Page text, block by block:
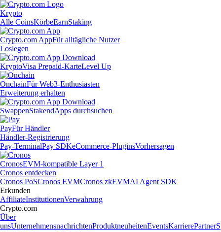
Krypto
Alle CoinsKörbeEarnStaking
Crypto.com AppFür alltägliche Nutzer
Loslegen
KryptoVisa Prepaid-KarteLevel Up
OnchainFür Web3-Enthusiasten
Erweiterung erhalten
SwappenStakendApps durchsuchen
PayFür Händler
Händler-Registrierung
Pay-TerminalPay SDKeCommerce-PluginsVorhersagen
CronosEVM-kompatible Layer 1
Cronos entdecken
Cronos PoSCronos EVMCronos zkEVMAI Agent SDK
Erkunden
AffiliateInstitutionenVerwahrung
Crypto.com
Über
unsUnternehmensnachrichtenProduktneuheitenEventsKarrierePartnerS